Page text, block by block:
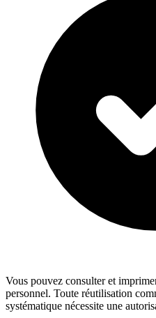
Vous pouvez consulter et
personnel. Toute réutilisation
systématique nécessite une